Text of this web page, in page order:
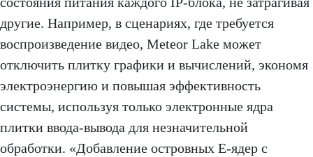
другие. Например, в сценариях, где требуется
воспроизведение видео, Meteor Lake может
отключить плитку графики и вычислений, экономя
электроэнергию и повышая эффективность
системы, используя только электронные ядра
плитки ввода-вывода для незначительной
обработки. «Добавление островных E-ядер с